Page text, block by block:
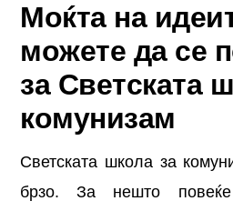
Моќта на
можете да се
за Светската
комунизам
Светската школа за
брзо. За нешто